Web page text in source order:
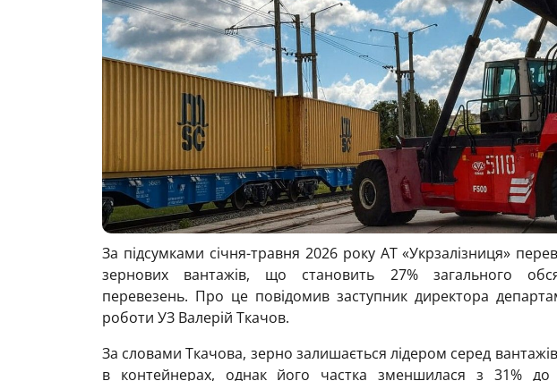
За підсумками січня-травня 2026 року АТ «Укрзалізниця»
зернових вантажів, що становить 27% загального
перевезень. Про це повідомив заступник директора
роботи УЗ Валерій Ткачов.
За словами Ткачова, зерно залишається лідером серед
в контейнерах, однак його частка зменшилася з 31% до